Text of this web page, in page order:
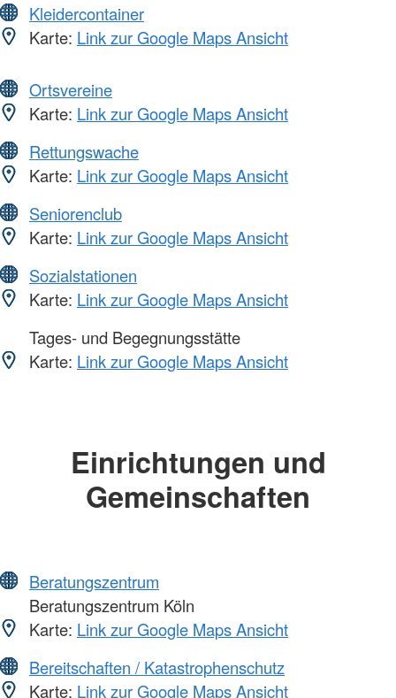
Kleidercontainer
Karte: Link zur Google Maps Ansicht
Ortsvereine
Karte: Link zur Google Maps Ansicht
Rettungswache
Karte: Link zur Google Maps Ansicht
Seniorenclub
Karte: Link zur Google Maps Ansicht
Sozialstationen
Karte: Link zur Google Maps Ansicht
Tages- und Begegnungsstätte
Karte: Link zur Google Maps Ansicht
Einrichtungen und
Gemeinschaften
Beratungszentrum
Beratungszentrum Köln
Karte: Link zur Google Maps Ansicht
Bereitschaften / Katastrophenschutz
Karte: Link zur Google Maps Ansicht